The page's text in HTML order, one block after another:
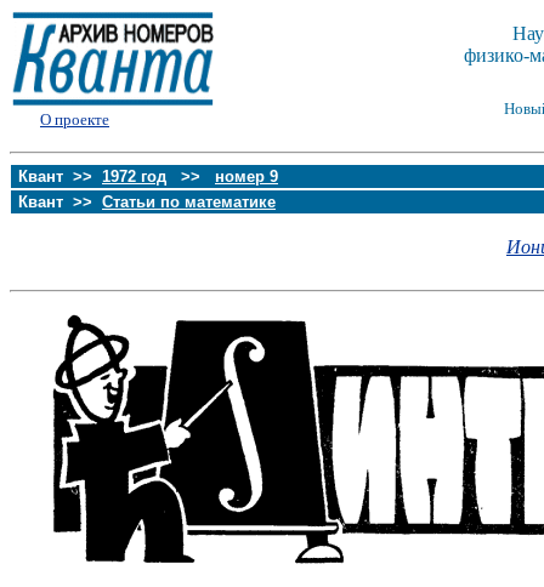
О проекте
физико-
Квант >> 1972 год >> номер 9
Квант >> Статьи по математике